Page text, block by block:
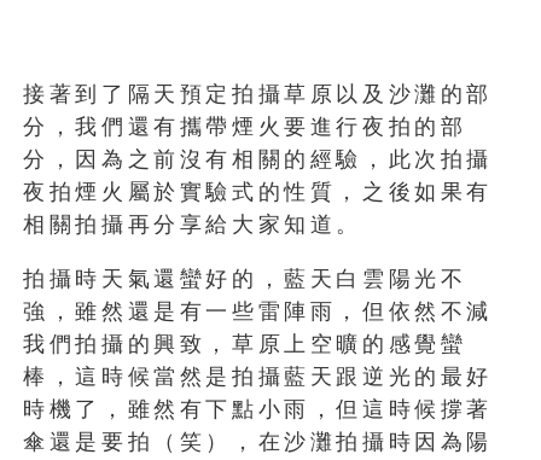
接著到了隔天預定拍攝草原以及沙灘的部
分，我們還有攜帶煙火要進行夜拍的部
分，因為之前沒有相關的經驗，此次拍攝
夜拍煙火屬於實驗式的性質，之後如果有
相關拍攝再分享給大家知道。
拍攝時天氣還蠻好的，藍天白雲陽光不
強，雖然還是有一些雷陣雨，但依然不減
我們拍攝的興致，草原上空曠的感覺蠻
棒，這時候當然是拍攝藍天跟逆光的最好
時機了，雖然有下點小雨，但這時候撐著
傘還是要拍（笑），在沙灘拍攝時因為陽